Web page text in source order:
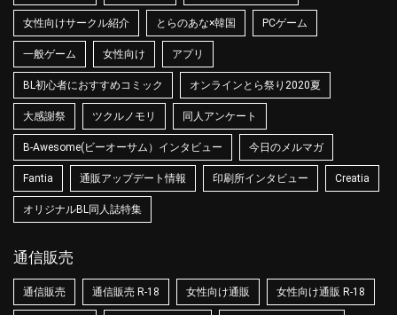
女性向けサークル紹介 とらのあな×韓国 PCゲーム
一般ゲーム 女性向け アプリ
BL初心者におすすめコミック オンラインとら祭り2020夏
大感謝祭 ツクルノモリ 同人アンケート
B-Awesome(ビーオーサム）インタビュー 今日のメルマガ
Fantia 通販アップデート情報 印刷所インタビュー Creatia
オリジナルBL同人誌特集
通信販売
通信販売 通信販売 R-18 女性向け通販 女性向け通販 R-18